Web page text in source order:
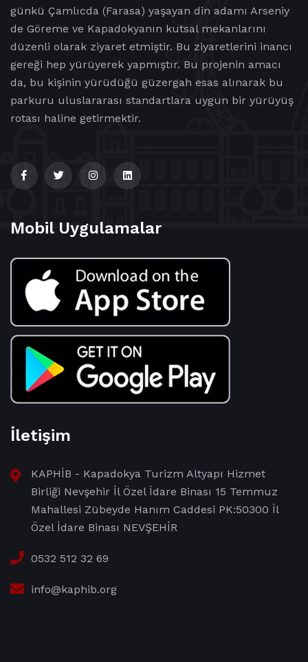
günkü Çamlıcda (Farasa) yaşayan din adamı Arseniy
de Göreme ve Kapadokyanın kutsal mekanlarını
düzenli olarak ziyaret etmiştir. Bu ziyaretlerini inancı
gereği hep yürüyerek yapmıştır. Bu projenin amacı
da, bu kişinin yürüdüğü güzergah esas alınarak bu
parkuru uluslararası standartlara uygun bir yürüyüş
rotası haline getirmektir.
Mobil Uygulamalar
İletişim
KAPHİB - Kapadokya Turizm Altyapı Hizmet
Birliği Nevşehir İl Özel İdare Binası 15 Temmuz
Mahallesi Zübeyde Hanım Caddesi PK:50300 İl
Özel İdare Binası NEVŞEHİR
0532 512 32 69
info@kaphib.org